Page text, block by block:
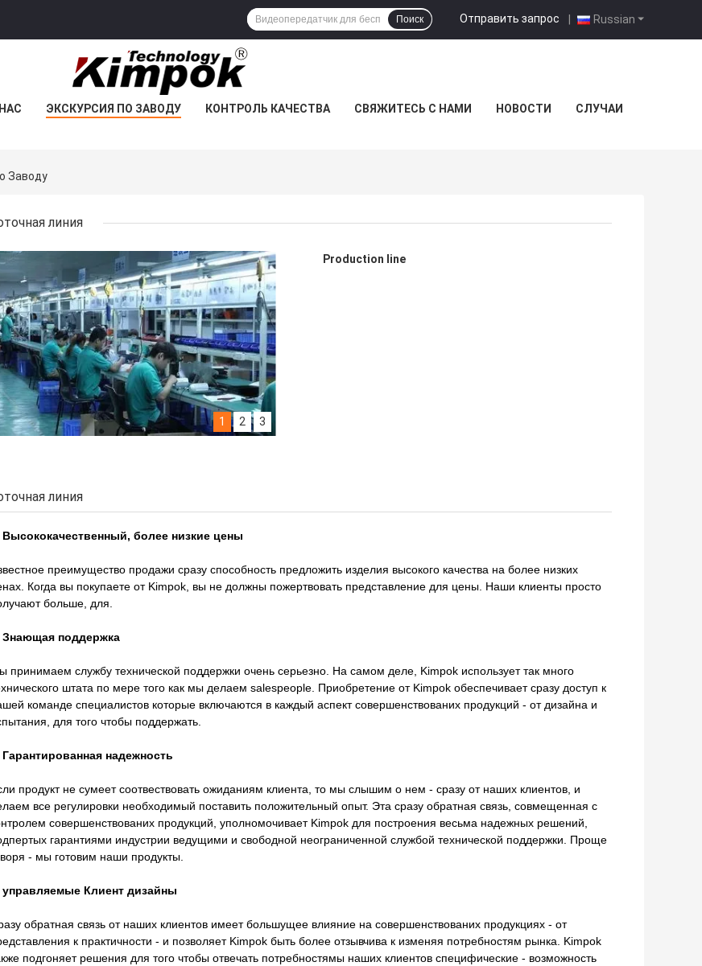
Russian
Отправить запрос |
Поиск
ЭКСКУРСИЯ ПО ЗАВОДУ КОНТРОЛЬ КАЧЕСТВА СВЯЖИТЕСЬ С НАМИ НОВОСТИ СЛУЧАИ
Заводу
линия
1 2
3
Production line
линия
Высококачественный, более низкие цены
преимущество продажи сразу способность предложить изделия высокого качества на более низких
Когда вы покупаете от Kimpok, вы не должны пожертвовать представление для цены. Наши клиенты просто
больше, для.
Знающая поддержка
принимаем службу технической поддержки очень серьезно. На самом деле, Kimpok использует так много
штата по мере того как мы делаем salespeople. Приобретение от Kimpok обеспечивает сразу доступ к
команде специалистов которые включаются в каждый аспект совершенствованих продукций - от дизайна и
для того чтобы поддержать.
Гарантированная надежность
продукт не сумеет соотвествовать ожиданиям клиента, то мы слышим о нем - сразу от наших клиентов, и
все регулировки необходимый поставить положительный опыт. Эта сразу обратная связь, совмещенная с
совершенствованих продукций, уполномочивает Kimpok для построения весьма надежных решений,
гарантиями индустрии ведущими и свободной неограниченной службой технической поддержки. Проще
- мы готовим наши продукты.
управляемые Клиент дизайны
обратная связь от наших клиентов имеет большущее влияние на совершенствованих продукциях - от
к практичности - и позволяет Kimpok быть более отзывчива к изменяя потребностям рынка. Kimpok
подгоняет решения для того чтобы отвечать потребностямы наших клиентов специфические - возможность